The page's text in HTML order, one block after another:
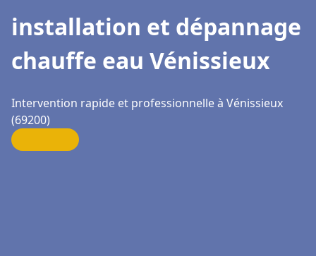
installation et dépannage
chauffe eau Vénissieux
Intervention rapide et professionnelle à Vénissieux
(69200)